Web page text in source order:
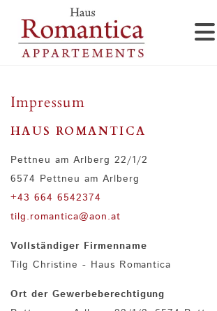
Impressum
HAUS ROMANTICA
Pettneu am Arlberg 22/1/2
6574 Pettneu am Arlberg
+43 664 6542374
tilg.romantica@aon.at
Vollständiger Firmenname
Tilg Christine - Haus Romantica
Ort der Gewerbeberechtigung